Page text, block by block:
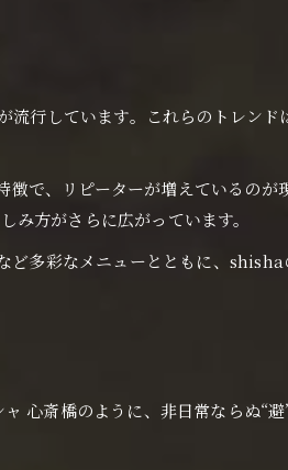
の魅力
ド
行しています。これらのトレンド
で、リピーターが増えているのが
方がさらに広がっています。
ど多彩なメニューとともに、
心斎橋のように、非日常ならぬ“